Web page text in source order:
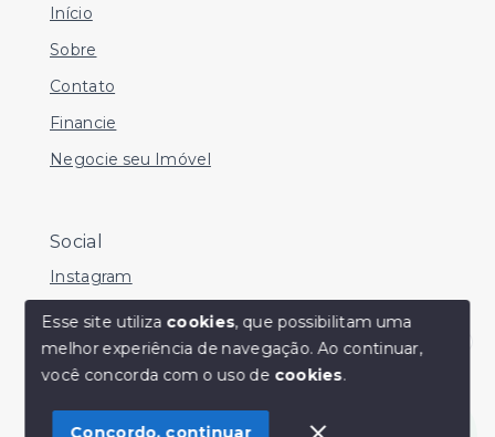
Olá! Estamos disponíveis para te ajudar.
Início
Sobre
Contato
Financie
Negocie seu Imóvel
Social
Instagram
Facebook
Youtube
Esse site utiliza cookies, que possibilitam uma
melhor experiência de navegação.Ao continuar,
você concorda com o uso de cookies.
Concordo, continuar